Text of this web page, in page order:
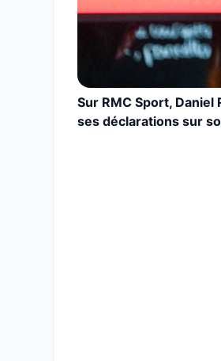
Sur RMC Sport,
ses déclarations sur